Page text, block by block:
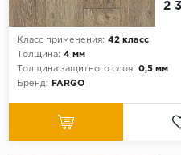
Класс применения: 42 класс
Толщина: 4 мм
Толщина защитного слоя: 0,5 мм
Бренд:
FARGO
2